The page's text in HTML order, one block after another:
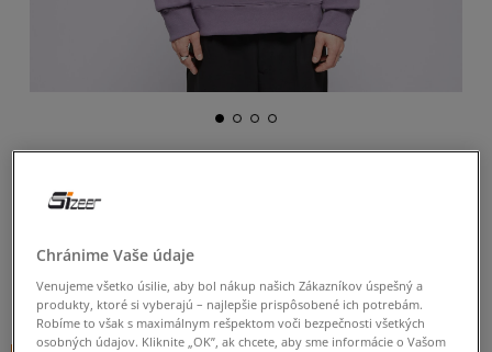
pánske, mikiny
0.0 ( 0)
60€cena s DPH
Chránime Vaše údaje
Venujeme všetko úsilie, aby bol nákup našich Zákazníkov úspešný a
produkty, ktoré si vyberajú – najlepšie prispôsobené ich potrebám.
Robíme to však s maximálnym rešpektom voči bezpečnosti všetkých
osobných údajov. Kliknite „OK”, ak chcete, aby sme informácie o Vašom